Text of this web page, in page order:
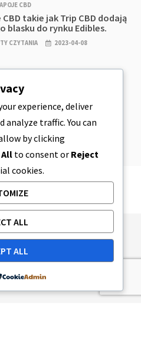
CBD
CBD takie jak Trip CBD dodają
blasku do rynku Edibles.
CZYTANIA 2023-04-08
Dough & Incredibly
Edibles You Can Make at
CZYTANIA
Ethics Policy
Feedback Policy
Tag map
experience, deliver
traffic. You can
by clicking
to consent or Reject
cookies.
ALL
ALL